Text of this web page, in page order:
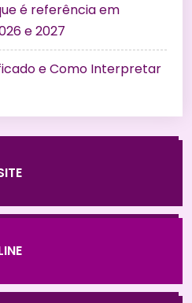
é referência em
e 2027
e Como Interpretar